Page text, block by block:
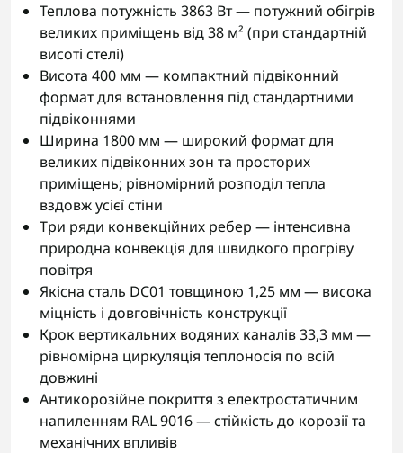
Теплова потужність 3863 Вт — потужний обігрів
великих приміщень від 38 м² (при стандартній
висоті стелі)
Висота 400 мм — компактний підвіконний
формат для встановлення під стандартними
підвіконнями
Ширина 1800 мм — широкий формат для
великих підвіконних зон та просторих
приміщень; рівномірний розподіл тепла
вздовж усієї стіни
Три ряди конвекційних ребер — інтенсивна
природна конвекція для швидкого прогріву
повітря
Якісна сталь DC01 товщиною 1,25 мм — висока
міцність і довговічність конструкції
Крок вертикальних водяних каналів 33,3 мм —
рівномірна циркуляція теплоносія по всій
довжині
Антикорозійне покриття з електростатичним
напиленням RAL 9016 — стійкість до корозії та
механічних впливів